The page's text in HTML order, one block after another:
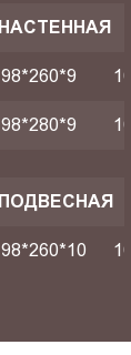
ПОДВЕСНАЯ